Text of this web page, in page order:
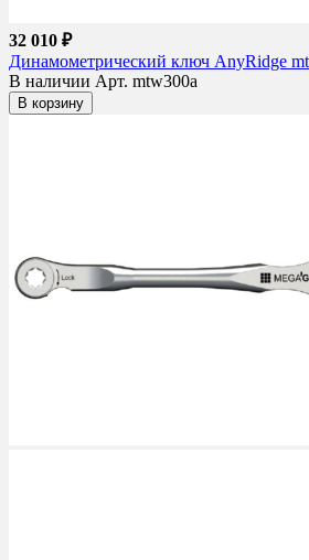
32 010 ₽
Динамометрический ключ AnyRidge
В наличии Арт. mtw300a
В корзину